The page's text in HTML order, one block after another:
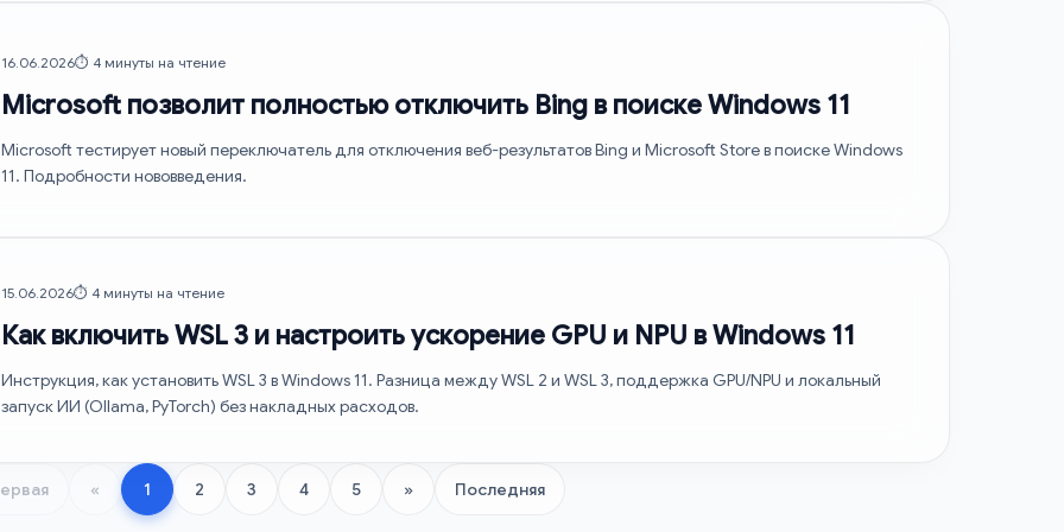
16.06.2026⏱️ 4 минуты на чтение
Microsoft позволит полностью отключить Bing в поиске Windows 11
Microsoft тестирует новый переключатель для отключения веб-результатов Bing и Microsoft Store в поиске Windows
11. Подробности нововведения.
15.06.2026⏱️ 4 минуты на чтение
Как включить WSL 3 и настроить ускорение GPU и NPU в Windows 11
Инструкция, как установить WSL 3 в Windows 11. Разница между WSL 2 и WSL 3, поддержка GPU/NPU и локальный
запуск ИИ (Ollama, PyTorch) без накладных расходов.
« 1 2 3 4 5 » Последняя